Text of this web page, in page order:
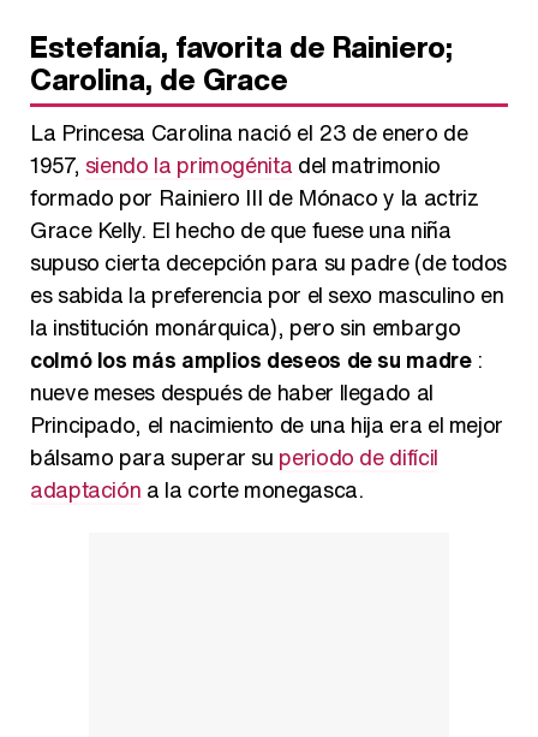
Estefanía, favorita de Rainiero;
Carolina, de Grace
La Princesa Carolina nació el 23 de enero de
1957, siendo la primogénita del matrimonio
formado por Rainiero III de Mónaco y la actriz
Grace Kelly. El hecho de que fuese una niña
supuso cierta decepción para su padre (de todos
es sabida la preferencia por el sexo masculino en
la institución monárquica), pero sin embargo
colmó los más amplios deseos de su madre:
nueve meses después de haber llegado al
Principado, el nacimiento de una hija era el mejor
bálsamo para superar su periodo de difícil
adaptación a la corte monegasca.